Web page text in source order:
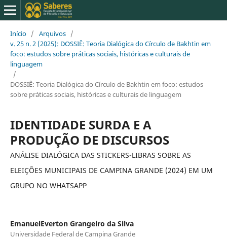
Início / Arquivos /
v. 25 n. 2 (2025): DOSSIÊ: Teoria Dialógica do Círculo de Bakhtin em
foco: estudos sobre práticas sociais, históricas e culturais de
linguagem
/
DOSSIÊ: Teoria Dialógica do Círculo de Bakhtin em foco: estudos
sobre práticas sociais, históricas e culturais de linguagem
IDENTIDADE SURDA E A
PRODUÇÃO DE DISCURSOS
ANÁLISE DIALÓGICA DAS STICKERS-LIBRAS SOBRE AS
ELEIÇÕES MUNICIPAIS DE CAMPINA GRANDE (2024) EM UM
GRUPO NO WHATSAPP
EmanuelEverton Grangeiro da Silva
Universidade Federal de Campina Grande